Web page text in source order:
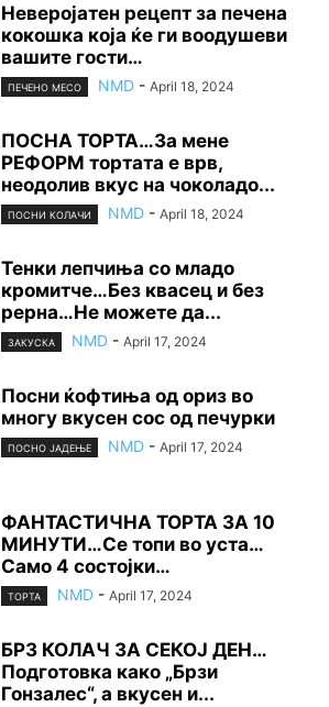
Неверојатен рецепт за печена
кокошка која ќе ги воодушеви
вашите гости…
ПЕЧЕНО МЕСО NMD - April 18, 2024
ПОСНА ТОРТА…За мене
РЕФОРМ тортата е врв,
неодолив вкус на чоколадо...
ПОСНИ КОЛАЧИ NMD - April 18, 2024
Тенки лепчиња со младо
кромитче…Без квасец и без
рерна…Не можете да...
ЗАКУСКА NMD - April 17, 2024
Посни ќофтиња од ориз во
многу вкусен сос од печурки
ПОСНО ЈАДЕЊЕ NMD - April 17, 2024
ФАНТАСТИЧНА ТОРТА ЗА 10
МИНУТИ…Се топи во уста…
Само 4 состојки…
ТОРТА NMD - April 17, 2024
БРЗ КОЛАЧ ЗА СЕКОЈ ДЕН…
Подготовка како „Брзи
Гонзалес“, а вкусен и...